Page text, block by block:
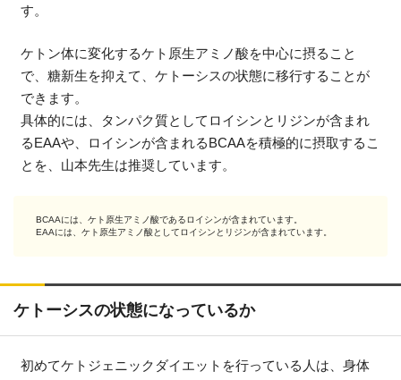
す。
ケトン体に変化するケト原生アミノ酸を中心に摂ること
で、糖新生を抑えて、ケトーシスの状態に移行することが
できます。
具体的には、タンパク質としてロイシンとリジンが含まれ
るEAAや、ロイシンが含まれるBCAAを積極的に摂取するこ
とを、山本先生は推奨しています。
BCAAには、ケト原生アミノ酸であるロイシンが含まれています。
EAAには、ケト原生アミノ酸としてロイシンとリジンが含まれています。
ケトーシスの状態になっているか
初めてケトジェニックダイエットを行っている人は、身体